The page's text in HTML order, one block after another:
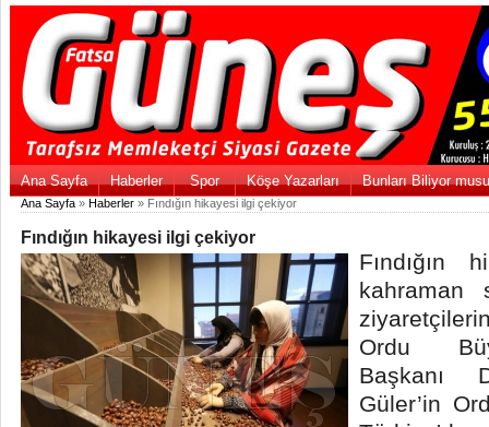
Ana Sayfa Haberler Spor Köşe Yazarları Bunları Biliyor
Ana Sayfa » Haberler » Fındığın hikayesi ilgi çekiyor
Fındığın hikayesi ilgi çekiyor
Fındığın
kahraman
Ordu
Başkanı
Güler’in